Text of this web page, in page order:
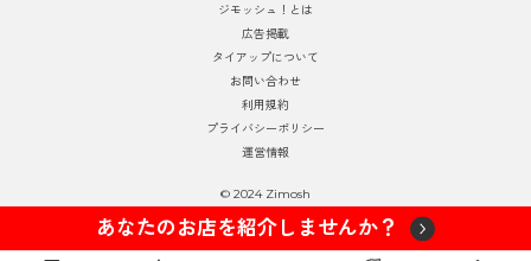
ジモッシュ！とは
広告掲載
タイアップについて
お問い合わせ
利用規約
プライバシーポリシー
運営情報
© 2024 Zimosh
あなたのお店を紹介しませんか？